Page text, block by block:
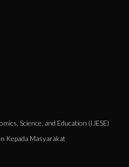
Science, and Education (IJESE)
Kepada Masyarakat